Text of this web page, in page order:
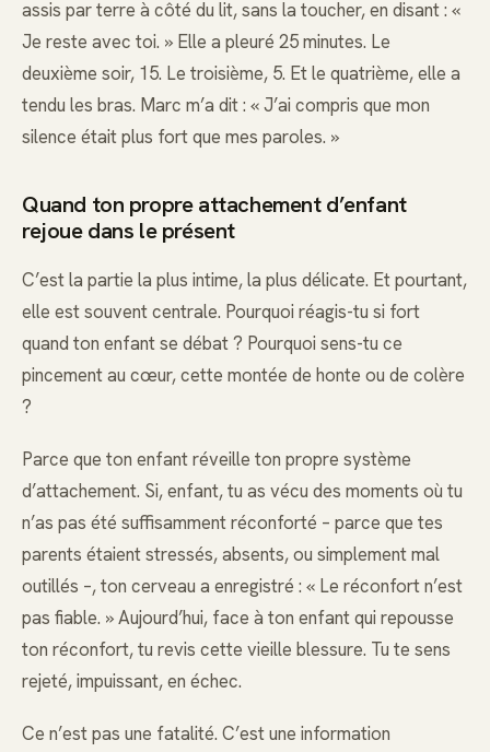
assis par terre à côté du lit, sans la toucher, en disant : «
Je reste avec toi. » Elle a pleuré 25 minutes. Le
deuxième soir, 15. Le troisième, 5. Et le quatrième, elle a
tendu les bras. Marc m’a dit : « J’ai compris que mon
silence était plus fort que mes paroles. »
Quand ton propre attachement d’enfant
rejoue dans le présent
C’est la partie la plus intime, la plus délicate. Et pourtant,
elle est souvent centrale. Pourquoi réagis-tu si fort
quand ton enfant se débat ? Pourquoi sens-tu ce
pincement au cœur, cette montée de honte ou de colère
?
Parce que ton enfant réveille ton propre système
d’attachement. Si, enfant, tu as vécu des moments où tu
n’as pas été suffisamment réconforté – parce que tes
parents étaient stressés, absents, ou simplement mal
outillés –, ton cerveau a enregistré : « Le réconfort n’est
pas fiable. » Aujourd’hui, face à ton enfant qui repousse
ton réconfort, tu revis cette vieille blessure. Tu te sens
rejeté, impuissant, en échec.
Ce n’est pas une fatalité. C’est une information